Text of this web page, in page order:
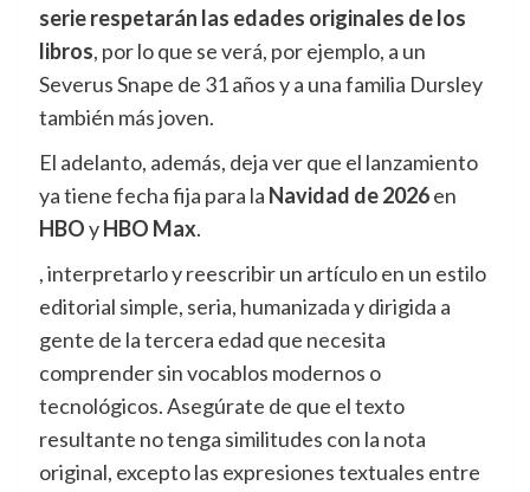
serie respetarán las edades originales de los
libros, por lo que se verá, por ejemplo, a un
Severus Snape de 31 años y a una familia Dursley
también más joven.
El adelanto, además, deja ver que el lanzamiento
ya tiene fecha fija para la Navidad de 2026en
HBOyHBO Max.
, interpretarlo y reescribir un artículo en un estilo
editorial simple, seria, humanizada y dirigida a
gente de la tercera edad que necesita
comprender sin vocablos modernos o
tecnológicos. Asegúrate de que el texto
resultante no tenga similitudes con la nota
original, excepto las expresiones textuales entre